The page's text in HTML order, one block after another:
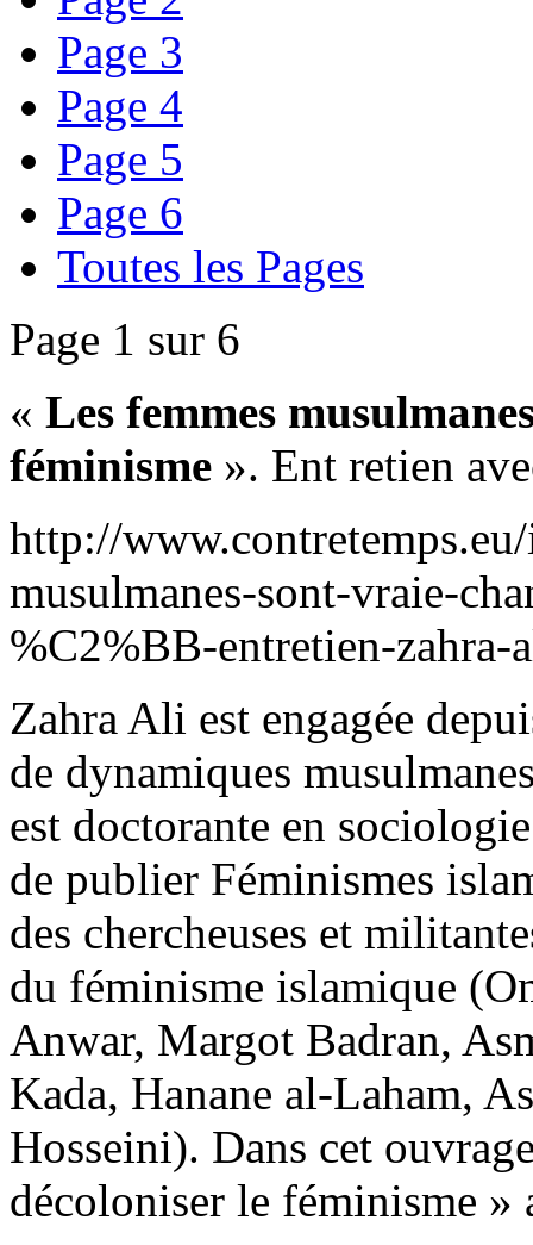
Page 3
Page 4
Page 5
Page 6
Toutes les Pages
Page 1 sur 6
« Les femmes
féminisme ». Ent retien
http://
musulmanes-sont-vraie-
%C2%BB-entretien-zahra-
Zahra Ali est engagée
de dynamiques
est doctorante en
de publier Féminismes
des chercheuses et
du féminisme islamique
Anwar, Margot Badran,
Kada, Hanane al-Laham,
Hosseini). Dans cet
décoloniser le féminisme »